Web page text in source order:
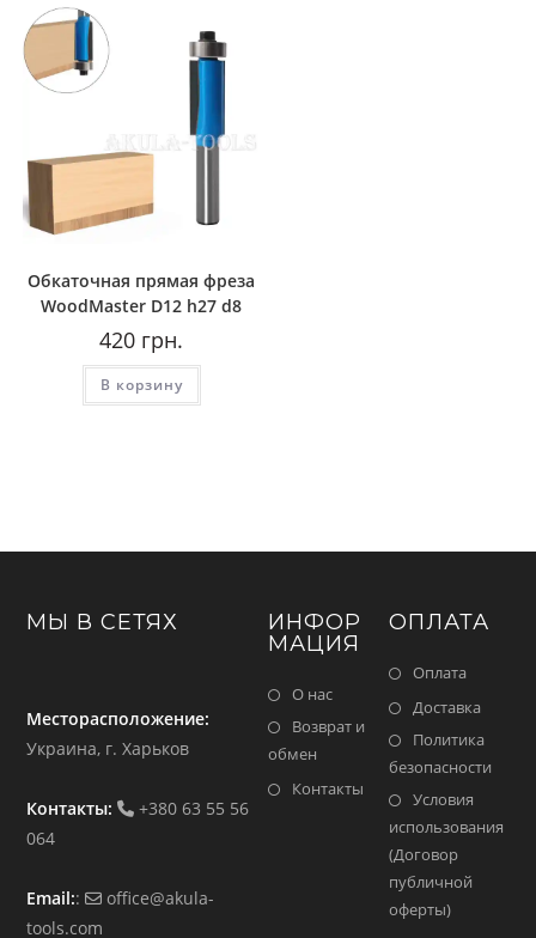
Обкаточная прямая фреза
WoodMaster D12 h27 d8
420 грн.
В корзину
МЫ В СЕТЯХ
Месторасположение:
Украина, г. Харьков
Контакты:
+380 63 55 56
064
Email::
office@akula-
tools.com
ИНФОР
МАЦИЯ
О нас
Возврат и
обмен
Контакты
ОПЛАТА
Оплата
Доставка
Политика
безопасности
Условия
использования
(Договор
публичной
оферты)